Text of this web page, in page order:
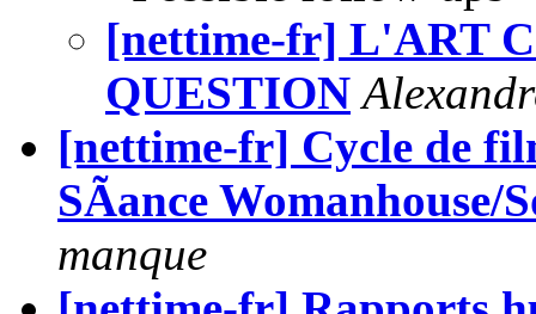
[nettime-fr] L'ART
QUESTION
[nettime-fr] Cycle de
SÃance Womanhouse/
manque